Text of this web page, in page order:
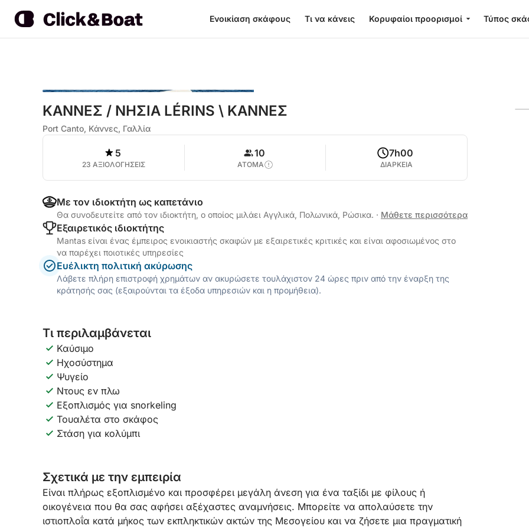
Ενοικίαση σκάφους Τι να κάνεις Κορυφαίοι προορισμοί Τύπος
ΚΑΝΝΕΣ / ΝΗΣΙΑ LÉRINS \ ΚΑΝΝΕΣ
Port Canto, Κάννες, Γαλλία
5
23 ΑΞΙΟΛΟΓΗΣΕΙΣ
10
ΑΤΟΜΑ
7h00
ΔΙΑΡΚΕΙΑ
Με τον ιδιοκτήτη ως καπετάνιο
Θα συνοδευτείτε από τον ιδιοκτήτη, ο οποίος μιλάει Αγγλικά, Πολωνικά, Ρώσικα. · Μάθετε περισσότερα
Εξαιρετικός ιδιοκτήτης
Mantas είναι ένας έμπειρος ενοικιαστής σκαφών με εξαιρετικές κριτικές και είναι αφοσιωμένος στο
να παρέχει ποιοτικές υπηρεσίες
Ευέλικτη πολιτική ακύρωσης
Λάβετε πλήρη επιστροφή χρημάτων αν ακυρώσετε τουλάχιστον 24 ώρες πριν από την έναρξη της
κράτησής σας (εξαιρούνται τα έξοδα υπηρεσιών και η προμήθεια).
Τι περιλαμβάνεται
Καύσιμο
Ηχοσύστημα
Ψυγείο
Ντους εν πλω
Εξοπλισμός για snorkeling
Τουαλέτα στο σκάφος
Στάση για κολύμπι
Σχετικά με την εμπειρία
Είναι πλήρως εξοπλισμένο και προσφέρει μεγάλη άνεση για ένα ταξίδι με φίλους ή
οικογένεια που θα σας αφήσει αξέχαστες αναμνήσεις. Μπορείτε να απολαύσετε την
ιστιοπλοΐα κατά μήκος των εκπληκτικών ακτών της Μεσογείου και να ζήσετε μια πραγματική